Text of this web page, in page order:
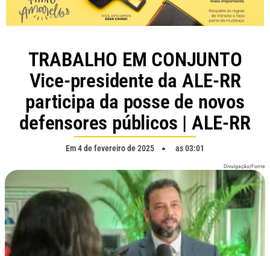
TRABALHO EM CONJUNTO
Vice-presidente da ALE-RR
participa da posse de novos
defensores públicos | ALE-RR
Em4 de fevereiro de 2025 as03:01
Divulgação/Fonte